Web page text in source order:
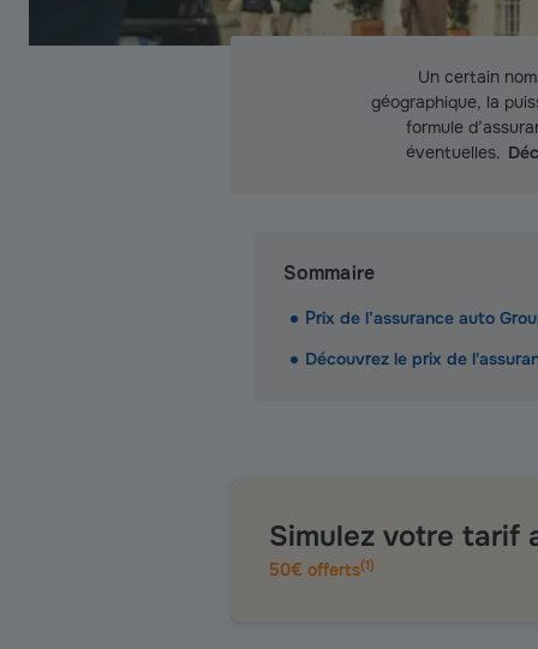
Un certain
géographique, la
formule
éventuelles.
Sommaire
Prix de l’assurance auto
Découvrez le prix de
Simulez votre tarif
50€ offerts(1)